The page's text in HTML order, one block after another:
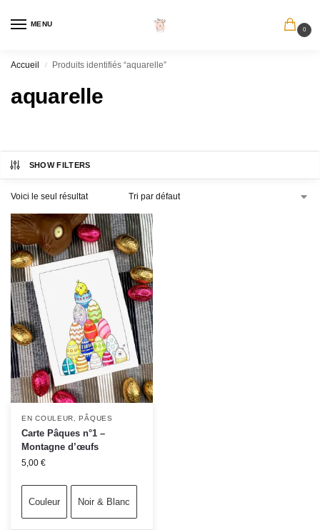
MENU
0
Accueil / Produits identifiés “aquarelle”
aquarelle
SHOW FILTERS
Voici le seul résultat
EN COULEUR,PÂQUES
Carte Pâques n°1 –
Montagne d’œufs
5,00 €
Couleur Noir & Blanc